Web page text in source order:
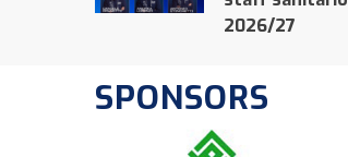
2026/27
SPONSORS